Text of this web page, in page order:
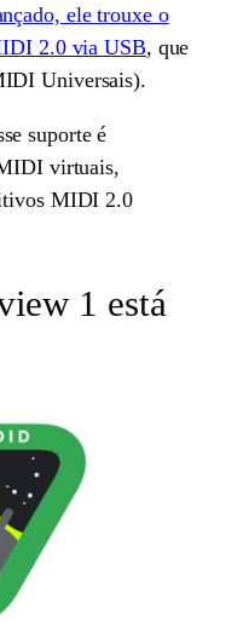
ele trouxe o
2.0 via USB, que
Universais).
suporte é
virtuais,
MIDI 2.0
1 está